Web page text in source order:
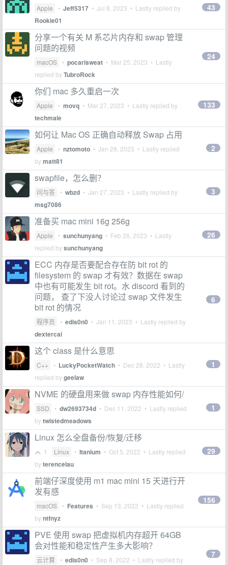
Apple • Jeff5317 • Jul 8, 2023 • Lastly replied by
Rookie01
43
分享一个有关 M 系芯片内存和 swap 管理
问题的视频
macOS • pocarisweat • Mar 25, 2023 • Lastly
replied byTubroRock
24
你们 mac 多久重启一次
Apple • movq • Mar 27, 2023 • Lastly replied by
techmale
133
如何让 Mac OS 正确自动释放 Swap 占用
Apple • nztomoto • Jan 28, 2023 • Lastly replied
bymatt81
2
swapfile，怎么删？
问与答 • wbzd • Jan 27, 2023 • Lastly replied by
msg7086
3
准备买 mac mini 16g 256g
Apple • sunchunyang • Feb 26, 2023 • Lastly
replied bysunchunyang
26
ECC 内存是否要配合存在防 bit rot 的
filesystem 的 swap 才有效？数据在 swap
中也有可能发生 bit rot。水 discord 看到的
问题， 查了下没人讨论过 swap 文件发生
bit rot 的情况
程序员 • edis0n0 • Jan 11, 2023 • Lastly replied by
dextercai
6
这个 class 是什么意思
C++ • LuckyPocketWatch • Dec 28, 2022 • Lastly
replied bygeelaw
1
NVME 的硬盘用来做 swap 内存性能如何/
SSD • dw2693734d • Dec 11, 2022 • Lastly replied
bytwistedmeadows
1
Linux 怎么全盘备份/恢复/迁移
1 Linux • Itanium • Oct 5, 2022 • Lastly replied
byterencelau
29
前端仔深度使用 m1 mac mini 15 天进行开
发有感
macOS • Features • Sep 13, 2022 • Lastly replied
byntfnyz
156
PVE 使用 swap 把虚拟机内存超开 64GB
会对性能和稳定性产生多大影响？
云计算 • edis0n0 • Sep 8, 2022 • Lastly replied by
7